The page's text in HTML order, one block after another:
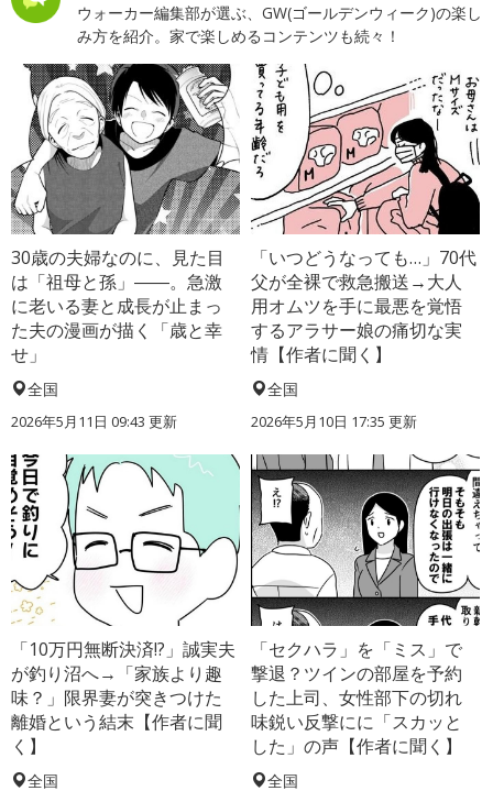
ウォーカー編集部が選ぶ、GW(ゴールデンウィーク)の楽し
み方を紹介。家で楽しめるコンテンツも続々！
30歳の夫婦なのに、見た目
は「祖母と孫」――。急激
に老いる妻と成長が止まっ
た夫の漫画が描く「歳と幸
せ」
全国
2026年5月11日 09:43 更新
「いつどうなっても…」70代
父が全裸で救急搬送→大人
用オムツを手に最悪を覚悟
するアラサー娘の痛切な実
情【作者に聞く】
全国
2026年5月10日 17:35 更新
「10万円無断決済!?」誠実夫
が釣り沼へ→「家族より趣
味？」限界妻が突きつけた
離婚という結末【作者に聞
く】
全国
「セクハラ」を「ミス」で
撃退？ツインの部屋を予約
した上司、女性部下の切れ
味鋭い反撃にに「スカッと
した」の声【作者に聞く】
全国